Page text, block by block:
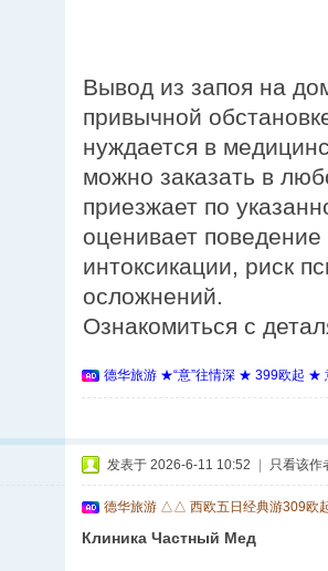
Вывод из запоя на
привычной
нуждается в
можно заказать в
приезжает по
оценивает
интоксикации, риск
осложнений.
Ознакомиться с
德华旅游 ★“意”往情深 ★ 399欧起 ★
发表于 2026-6-11 10:52 只看该作
德华旅游 △△ 西欧五日经典游309欧
Клиника Частный Мед